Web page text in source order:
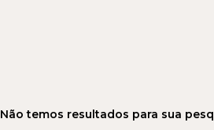
Não temos resultados para sua